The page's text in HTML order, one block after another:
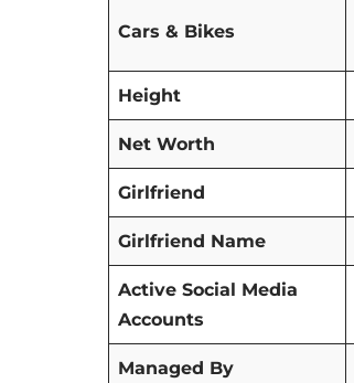
Cars & Bikes
Height
Net Worth
Girlfriend
Girlfriend Name
Active Social Media
Accounts
Managed By